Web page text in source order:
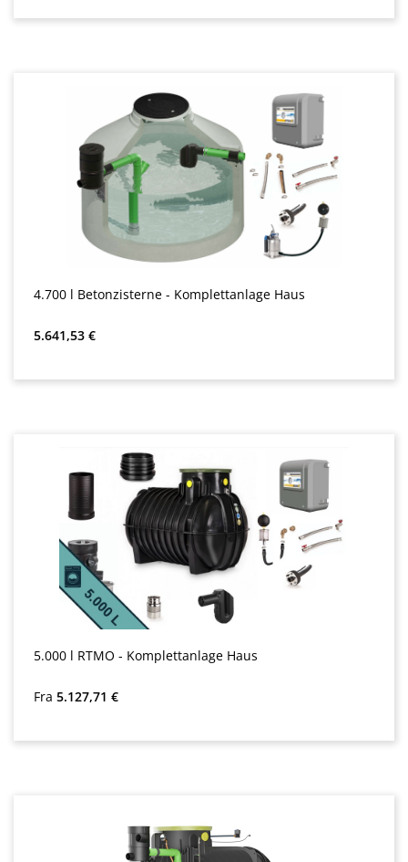
4.700 l Betonzisterne - Komplettanlage Haus
Almindelig pris:
5.641,53 €
5.000 l RTMO - Komplettanlage Haus
Almindelig pris:
Fra 5.127,71 €